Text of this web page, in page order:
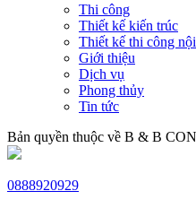
Thi công
Thiết kế kiến trúc
Thiết kế thi công
Giới thiệu
Dịch vụ
Phong thủy
Tin tức
Bản quyền thuộc về B & B
0888920929